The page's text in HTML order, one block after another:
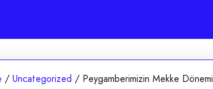
/ Uncategorized / Peygamberimizin Mekke